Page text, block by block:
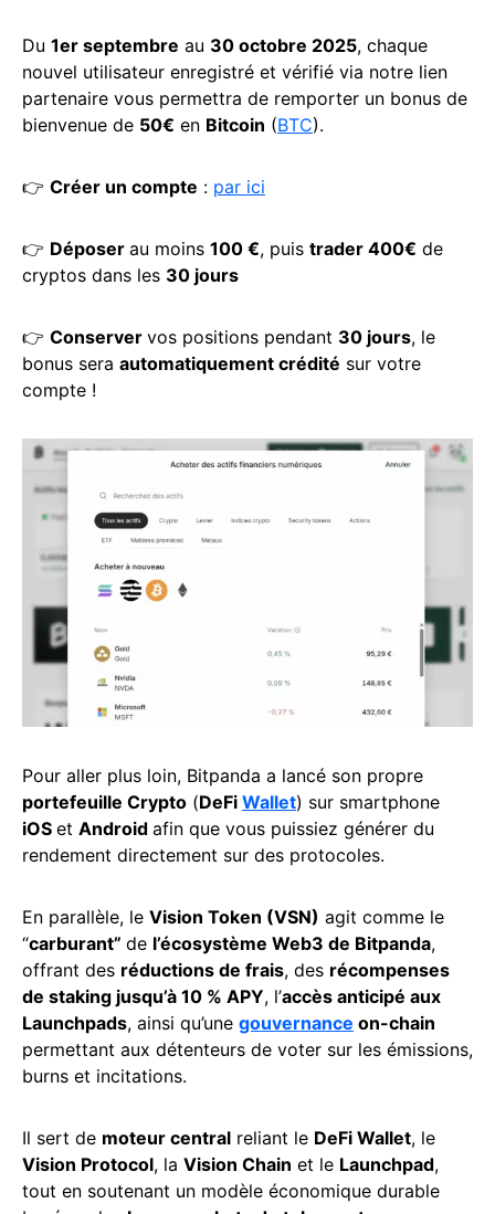
Du 1er septembre au 30 octobre 2025, chaque
nouvel utilisateur enregistré et vérifié via notre lien
partenaire vous permettra de remporter un bonus de
bienvenue de 50€ en Bitcoin (BTC).
👉 Créer un compte : par ici
👉 Déposer au moins 100 €, puis trader 400€ de
cryptos dans les 30 jours
👉 Conserver vos positions pendant 30 jours, le
bonus sera automatiquement crédité sur votre
compte !
Pour aller plus loin, Bitpanda a lancé son propre
portefeuille Crypto (DeFi Wallet) sur smartphone
iOS et Android afin que vous puissiez générer du
rendement directement sur des protocoles.
En parallèle, le Vision Token (VSN) agit comme le
“carburant” de l’écosystème Web3 de Bitpanda,
offrant des réductions de frais, des récompenses
de staking jusqu’à 10 % APY, l’accès anticipé aux
Launchpads, ainsi qu’une gouvernance on-chain
permettant aux détenteurs de voter sur les émissions,
burns et incitations.
Il sert de moteur central reliant le DeFi Wallet, le
Vision Protocol, la Vision Chain et le Launchpad,
tout en soutenant un modèle économique durable